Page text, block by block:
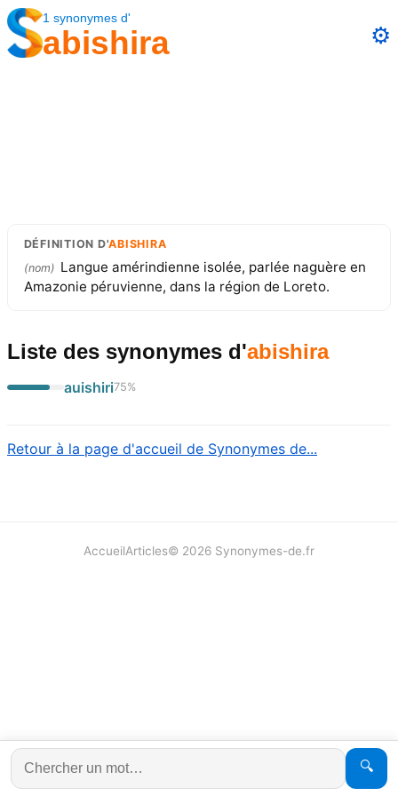
1 synonymes d'
abishira ⚙️
DÉFINITION D'ABISHIRA
(nom) Langue amérindienne isolée, parlée naguère en
Amazonie péruvienne, dans la région de Loreto.
Liste des synonymes d'abishira
auishiri75%
Retour à la page d'accueil de Synonymes de...
🔍
AccueilArticles© 2026 Synonymes-de.fr